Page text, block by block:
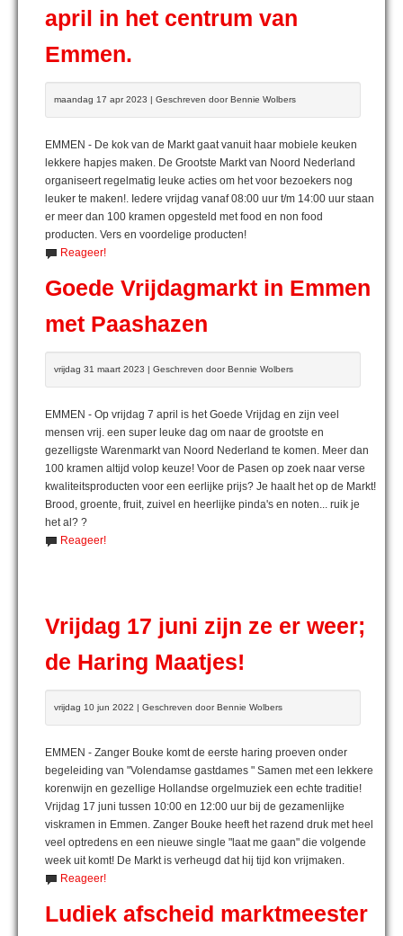
april in het centrum van
Emmen.
maandag 17 apr 2023 | Geschreven door Bennie Wolbers
EMMEN - De kok van de Markt gaat vanuit haar mobiele keuken
lekkere hapjes maken. De Grootste Markt van Noord Nederland
organiseert regelmatig leuke acties om het voor bezoekers nog
leuker te maken!. Iedere vrijdag vanaf 08:00 uur t/m 14:00 uur staan
er meer dan 100 kramen opgesteld met food en non food
producten. Vers en voordelige producten!
Reageer!
Goede Vrijdagmarkt in Emmen
met Paashazen
vrijdag 31 maart 2023 | Geschreven door Bennie Wolbers
EMMEN - Op vrijdag 7 april is het Goede Vrijdag en zijn veel
mensen vrij. een super leuke dag om naar de grootste en
gezelligste Warenmarkt van Noord Nederland te komen. Meer dan
100 kramen altijd volop keuze! Voor de Pasen op zoek naar verse
kwaliteitsproducten voor een eerlijke prijs? Je haalt het op de Markt!
Brood, groente, fruit, zuivel en heerlijke pinda's en noten... ruik je
het al? ?
Reageer!
Vrijdag 17 juni zijn ze er weer;
de Haring Maatjes!
vrijdag 10 jun 2022 | Geschreven door Bennie Wolbers
EMMEN - Zanger Bouke komt de eerste haring proeven onder
begeleiding van "Volendamse gastdames " Samen met een lekkere
korenwijn en gezellige Hollandse orgelmuziek een echte traditie!
Vrijdag 17 juni tussen 10:00 en 12:00 uur bij de gezamenlijke
viskramen in Emmen. Zanger Bouke heeft het razend druk met heel
veel optredens en een nieuwe single "laat me gaan" die volgende
week uit komt! De Markt is verheugd dat hij tijd kon vrijmaken.
Reageer!
Ludiek afscheid marktmeester